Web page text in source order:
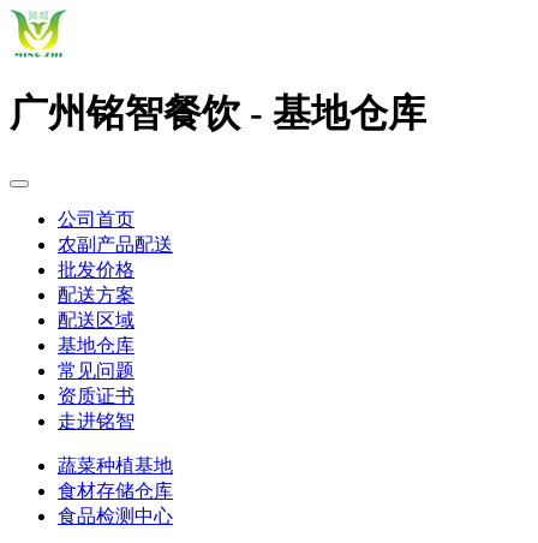
广州铭智餐饮 - 基地仓库
公司首页
农副产品配送
批发价格
配送方案
配送区域
基地仓库
常见问题
资质证书
走进铭智
蔬菜种植基地
食材存储仓库
食品检测中心